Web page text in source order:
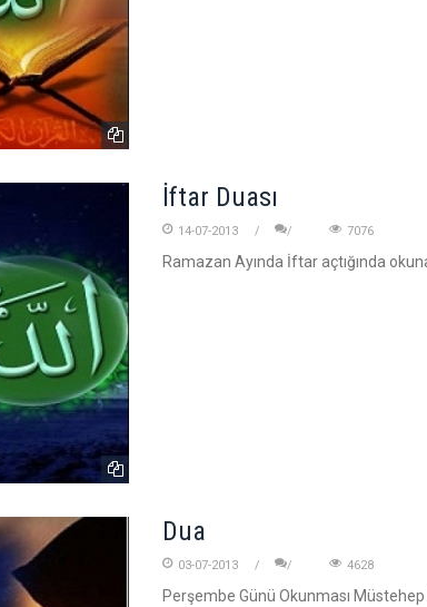
İftar Duası
14-07-2013 7076
Ramazan Ayında İftar açtığında
Dua
03-07-2013 4628
Perşembe Günü Okunması Müstehep